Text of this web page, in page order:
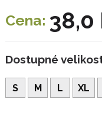
Cena: 38,0
Dostupné
S M L XL